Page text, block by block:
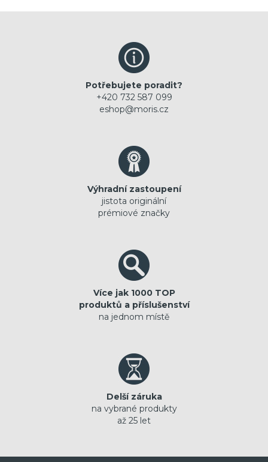
Potřebujete poradit?
+420 732 587 099
eshop@moris.cz
Výhradní zastoupení
jistota originální
prémiové značky
Více jak 1000 TOP
produktů a příslušenství
na jednom místě
Delší záruka
na vybrané produkty
až 25 let